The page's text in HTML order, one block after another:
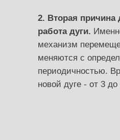
2. Вторая
работа дуги.
механизм
меняются с
периодичностью.
новой дуге - от 3